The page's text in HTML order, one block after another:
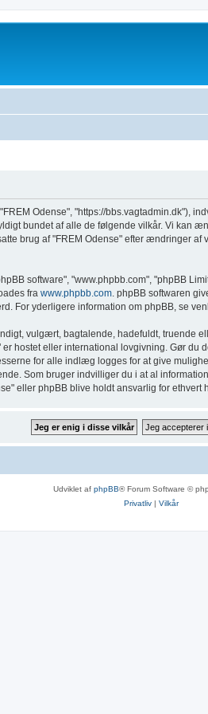
Odense", "https://
bundet af alle de følgende vilkår. Vi kan
brug af "FREM Odense" efter ændringer
software", "www.phpbb.com", "phpBB
fra www.phpbb.com. phpBB softwaren
For yderligere information om phpBB, se
vulgært, bagtalende, hadefuldt, truende
hostet eller international lovgivning. Gør
for alle indlæg logges for at give
Som bruger indvilliger du i at al
eller phpBB blive holdt ansvarlig for
Udviklet af phpBB® Forum Software ©
Privatliv| Vilkår